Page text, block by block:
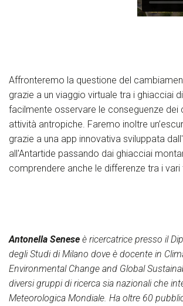
Affronteremo la questione del
grazie a un viaggio virtuale tra i ghiacciai
facilmente osservare le conseguenze dei
attività antropiche. Faremo inoltre
grazie a una app innovativa sviluppata
all'Antartide passando dai ghiacciai
comprendere anche le differenze tra i vari
Antonella Senese è ricercatrice presso il
degli Studi di Milano dove è docente in
Environmental Change and Global
diversi gruppi di ricerca sia nazionali che
Meteorologica Mondiale. Ha oltre 60